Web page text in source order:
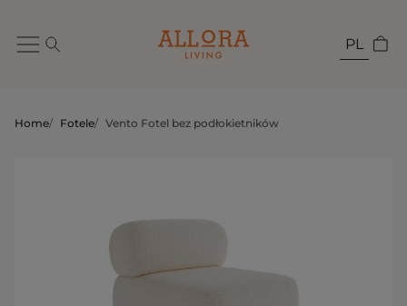
PL
Home/ Fotele/ Vento Fotel bez podłokietników